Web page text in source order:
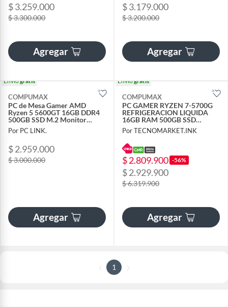
$ 3.259.000
$ 3.300.000
Agregar
$ 3.179.000
$ 3.200.000
Agregar
Envíogratis
COMPUMAX
PC de Mesa Gamer AMD
Ryzen 5 5600GT 16GB DDR4
500GB SSD M.2 Monitor
Combo de Mesa
Por PC LINK.
$ 2.959.000
$ 3.000.000
Agregar
Envíogratis
COMPUMAX
PC GAMER RYZEN 7-5700G
REFRIGERACION LIQUIDA
16GB RAM 500GB SSD
MONITOR 24 + PERIFERICOS
Por TECNOMARKET.INK
$ 2.809.900 -56%
$ 2.929.900
$ 6.319.900
Agregar
1